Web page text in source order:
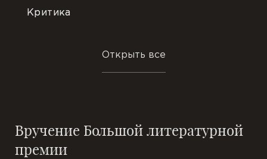
Критика
Отзывы
Открыть все
Вручение Большой литературной
премии